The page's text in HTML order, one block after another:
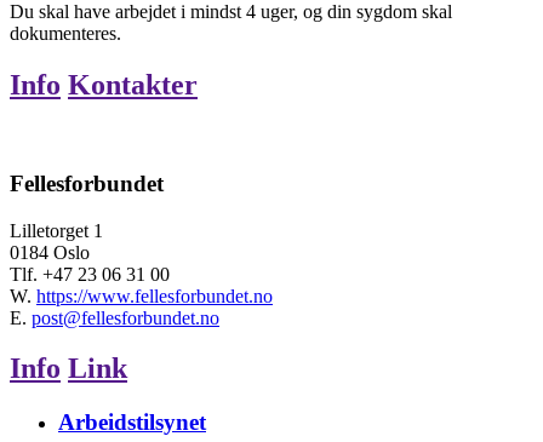
Du skal have arbejdet i mindst 4 uger, og din sygdom skal
dokumenteres.
Info Kontakter
Fellesforbundet
Lilletorget 1
0184 Oslo
Tlf. +47 23 06 31 00
W. https://www.fellesforbundet.no
E. post@fellesforbundet.no
Info Link
Arbeidstilsynet